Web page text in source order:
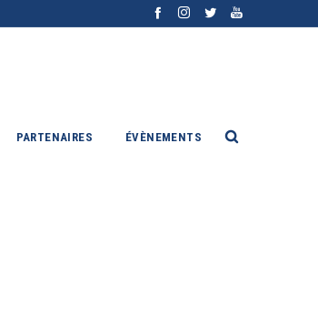
PARTENAIRES ÉVÈNEMENTS